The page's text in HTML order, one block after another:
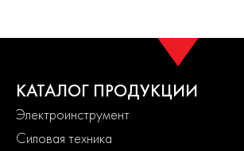
КАТАЛОГ ПРОДУКЦИИ
Электроинструмент
Силовая техника